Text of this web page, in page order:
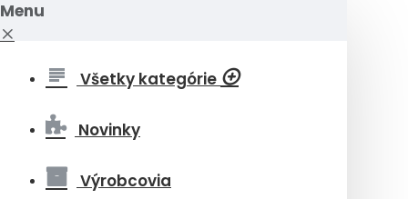
Menu
Všetky kategórie
Novinky
Výrobcovia